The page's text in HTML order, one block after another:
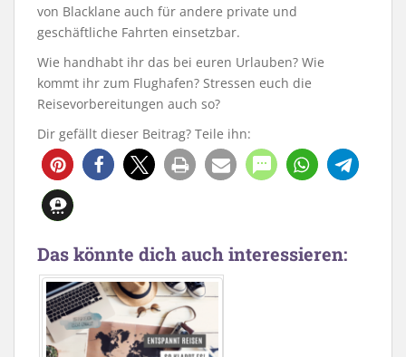
von Blacklane auch für andere private und
geschäftliche Fahrten einsetzbar.
Wie handhabt ihr das bei euren Urlauben? Wie
kommt ihr zum Flughafen? Stressen euch die
Reisevorbereitungen auch so?
Dir gefällt dieser Beitrag? Teile ihn:
Das könnte dich auch interessieren: